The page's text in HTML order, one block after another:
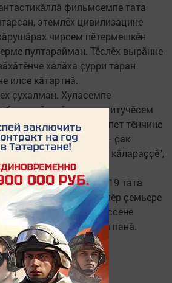
фильмсемпе тата
этемлӗх цивилизацине
чирсем пӗтермешкӗн
пултарайман. Тӗслӗх вырӑнне
халӑха ҫурри таран
илсе кӑтартнӑ.
ҫухалман. Хуласемпе
мӗнпур институчӗсем
та пирӗн авалхи Египет тӗнчине
та ҫук. Апла пулсан — ҫак
фильмсене усӑсӑр кӑлараҫҫӗ",
Фрумкин.
чухне вӑл Covid-19 тата
патшалӑх тата пӗр ҫемьере
йӑлана кӗнӗ процессене
ҫинчен те каласа панӑ.